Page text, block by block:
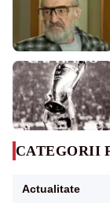
CATEGORII
Actualitate